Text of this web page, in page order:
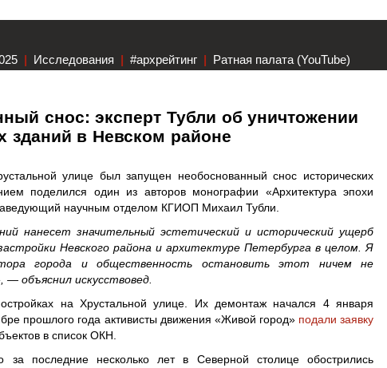
| Исследования | #архрейтинг | Ратная палата (YouTube)
снос: эксперт Тубли об уничтожении
зданий в Невском районе
улице был запущен необоснованный снос исторических
поделился один из авторов монографии «Архитектура эпохи
научным отделом КГИОП Михаил Тубли.
нанесет значительный эстетический и исторический ущерб
Невского района и архитектуре Петербурга в целом. Я
города и общественность остановить этот ничем не
— объяснил искусствовед.
на Хрустальной улице. Их демонтаж начался 4 января
прошлого года активисты движения «Живой город» подали заявку
в список ОКН.
за последние несколько лет в Северной столице обострились